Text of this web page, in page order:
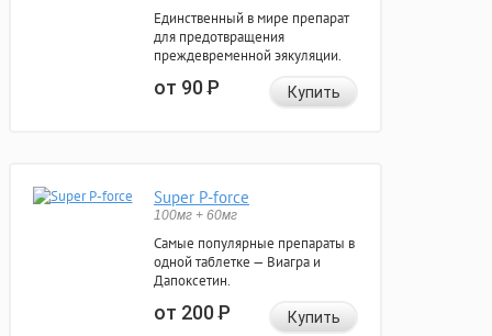
Единственный в мире препарат
для предотвращения
преждевременной эякуляции.
от 90Р Купить
Super P-force
100мг + 60мг
Самые популярные препараты в
одной таблетке — Виагра и
Дапоксетин.
от 200Р Купить